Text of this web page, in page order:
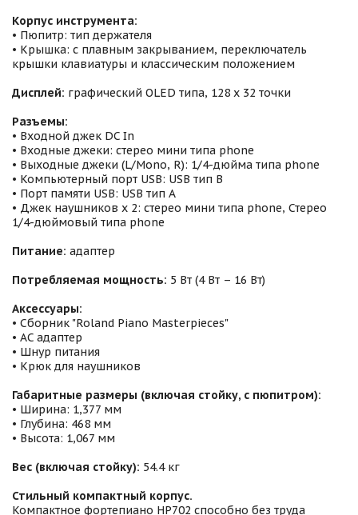
Корпус инструмента:
• Пюпитр: тип держателя
• Крышка: с плавным закрыванием, переключатель
крышки клавиатуры и классическим положением
Дисплей: графический OLED типа, 128 x 32 точки
Разъемы:
• Входной джек DC In
• Входные джеки: стерео мини типа phone
• Выходные джеки (L/Mono, R): 1/4-дюйма типа phone
• Компьютерный порт USB: USB тип B
• Порт памяти USB: USB тип A
• Джек наушников x 2: стерео мини типа phone, Стерео
1/4-дюймовый типа phone
Питание: адаптер
Потребляемая мощность: 5 Вт (4 Вт – 16 Вт)
Аксессуары:
• Сборник "Roland Piano Masterpieces"
• AC адаптер
• Шнур питания
• Крюк для наушников
Габаритные размеры (включая стойку, с пюпитром):
• Ширина: 1,377 мм
• Глубина: 468 мм
• Высота: 1,067 мм
Вес (включая стойку): 54.4 кг
Стильный компактный корпус.
Компактное фортепиано HP702 способно без труда